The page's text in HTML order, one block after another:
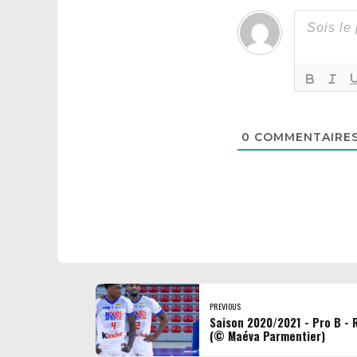
0
PREVIOUS
Saison 2020/2021 - Pro B -
(© Maéva Parmentier)